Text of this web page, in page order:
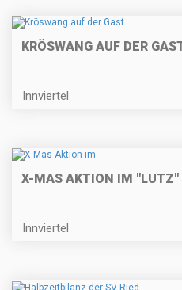
KRÖSWANG AUF DER
Innviertel
X-MAS AKTION IM "LUTZ"
Innviertel